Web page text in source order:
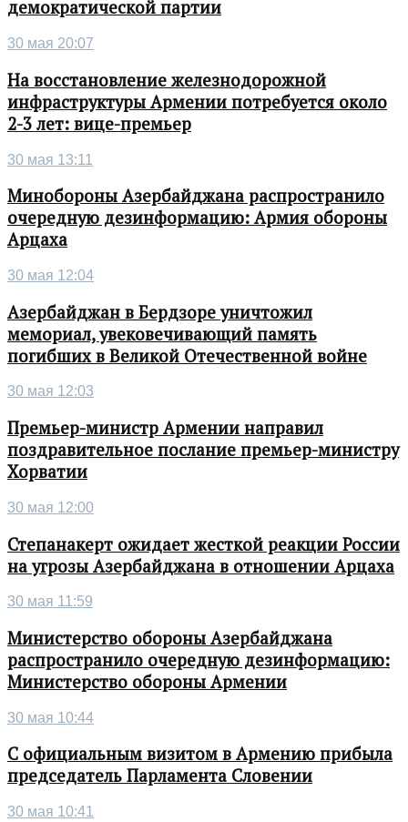
демократической партии
30 мая 20:07
На восстановление железнодорожной
инфраструктуры Армении потребуется около
2-3 лет: вице-премьер
30 мая 13:11
Минобороны Азербайджана распространило
очередную дезинформацию: Армия обороны
Арцаха
30 мая 12:04
Азербайджан в Бердзоре уничтожил
мемориал, увековечивающий память
погибших в Великой Отечественной войне
30 мая 12:03
Премьер-министр Армении направил
поздравительное послание премьер-министру
Хорватии
30 мая 12:00
Степанакерт ожидает жесткой реакции России
на угрозы Азербайджана в отношении Арцаха
30 мая 11:59
Министерство обороны Азербайджана
распространило очередную дезинформацию:
Министерство обороны Армении
30 мая 10:44
С официальным визитом в Армению прибыла
председатель Парламента Словении
30 мая 10:41